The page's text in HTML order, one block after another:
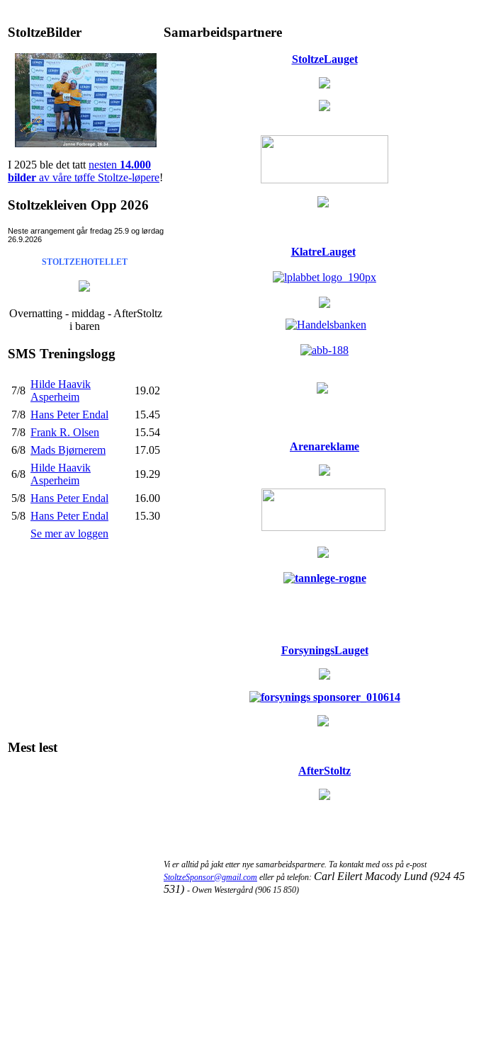
StoltzeBilder
I 2025 ble det tattnesten 14.000
bilder av våre tøffe Stoltze-løpere!
Stoltzekleiven Opp 2026
Neste arrangement går fredag 25.9 og lørdag
26.9.2026
STOLTZEHOTELLET
Overnatting - middag - AfterStoltz
i baren
SMS Treningslogg
7/8
Hilde Haavik
Asperheim
19.02
7/8 Hans Peter Endal
15.45
7/8 Frank R. Olsen
15.54
6/8 Mads Bjørnerem
17.05
6/8
Hilde Haavik
Asperheim
19.29
5/8 Hans Peter Endal
16.00
5/8 Hans Peter Endal
15.30
Se mer av loggen
Mest lest
Samarbeidspartnere
StoltzeLauget
KlatreLauget
Arenareklame
ForsyningsLauget
AfterStoltz
Vi er alltid på jakt etter nye samarbeidspartnere. Ta kontakt med oss på e-post
StoltzeSponsor@gmail.com eller på telefon: Carl Eilert Macody Lund (924 45
531) - Owen Westergård (906 15 850)